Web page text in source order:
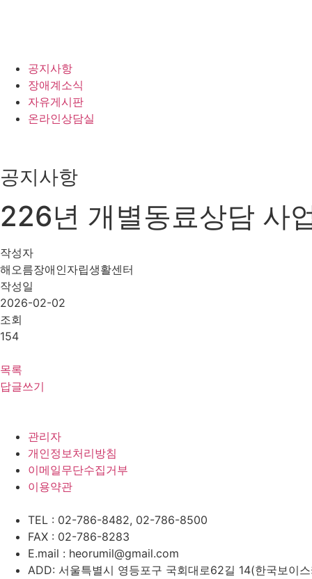
공지사항
장애계소식
자유게시판
온라인상담실
공지사항
226년 개별동료상담 사
작성자
해오름장애인자립생활센터
작성일
2026-02-02
조회
154
목록
답글쓰기
관리자
개인정보처리방침
이메일무단수집거부
이용약관
TEL : 02-786-8482, 02-786-8500
FAX : 02-786-8283
E.mail : heorumil@gmail.com
ADD: 서울특별시 영등포구 국회대로62길 14(한국보이